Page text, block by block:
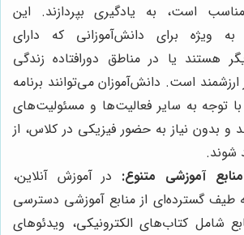
است، به یادگیری بپردازند. این
به ویژه برای دانش‌آموزانی که دارای
هستند یا در مناطق دورافتاده زندگی
ارزشمند است. دانش‌آموزان می‌توانند برنامه
توجه به سایر فعالیت‌ها و مسئولیت‌های
و بدون نیاز به حضور فیزیکی در کلاس، از
شوند.
آموزشی متنوع: در آموزش آنلاین،
طیف گسترده‌ای از منابع آموزشی دسترسی
شامل کتاب‌های الکترونیکی، ویدئوهای